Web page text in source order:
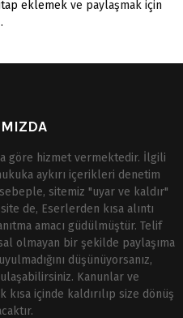
eklemek ve paylaşmak için
göre hizmet vermektedir. İlgili
aykırı içerikleri denetim
sitemiz "uyar ve kaldır"
de, Eserlerden kısa alıntı
amacı güdülmüştür. Telif
olmayan bir şekilde paylaşıma
düşünüyorsanız,
Kanunlar ve
içinde kaldırılıp size dönüş